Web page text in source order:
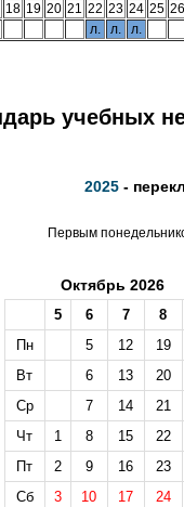
18 19 20 21 22 23 24 25 26
л.
л. л.
учебных
2025 -
Первым
Октябрь 2026
5 6 7
8
Пн
5 12
19
Вт
6 13
20
Ср
7 14
21
Чт
1 8 15
22
Пт
2 9 16
23
Сб
3 10 17
24